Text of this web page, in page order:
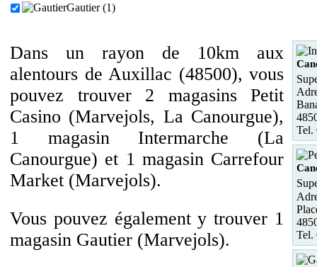
Gautier (1)
Dans un rayon de 10km aux
alentours de Auxillac (48500), vous
pouvez trouver 2 magasins Petit
Casino (Marvejols, La Canourgue),
1 magasin Intermarche (La
Canourgue) et 1 magasin Carrefour
Market (Marvejols).
Vous pouvez également y trouver 1
magasin Gautier (Marvejols).
Tel.
Tel.